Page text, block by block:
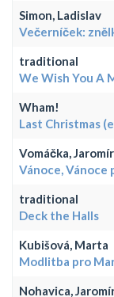
Simon, Ladislav
Večerníček:
traditional
We Wish You A
Wham!
Last Christmas
Vomáčka, Jaromír
Vánoce, Vánoce
traditional
Deck the Halls
Kubišová, Marta
Modlitba pro
Nohavica,